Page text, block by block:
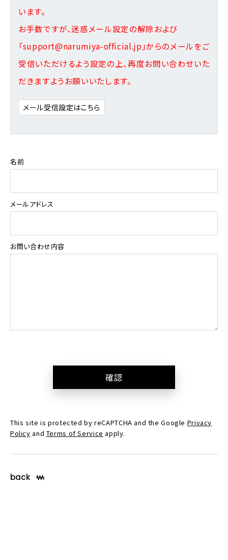
います。
お手数ですが、迷惑メール設定の解除および
「support@narumiya-official.jp」からのメールをご
受信いただけるよう設定の上、再度お問い合わせいた
だきますようお願いいたします。
メール受信設定はこちら
名前
メールアドレス
お問い合わせ内容
確認
This site is protected by reCAPTCHA and the Google Privacy
Policy and Terms of Service apply.
back